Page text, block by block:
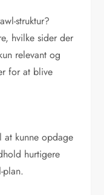
struktur?
hvilke sider der
relevant og
for at blive
kunne opdage
hurtigere
plan.